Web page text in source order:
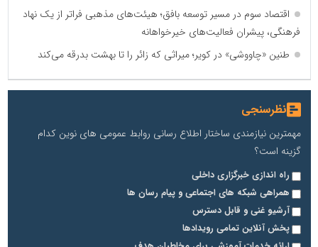
اقتصاد سوم در مسیر توسعه بافق؛ هیئت‌های مذهبی فراتر از یک نهاد
فرهنگی، پیشران فعالیت‌های خیرخواهانه
طنین «چاووشی» در کویر؛ میراثی که زائر را تا بهشت بدرقه می‌کند
نظرسنجی
مهمترین نیازمندی ساختار اطلاع رسانی روابط عمومی های نوین کدام
گزینه است؟
راه اندازی خبرگزاری داخلی
همراهی شبکه های اجتماعی و پیام رسان ها
آرشیو غنی و قابل دسترس
پخش آنلاین تمامی رویدادها